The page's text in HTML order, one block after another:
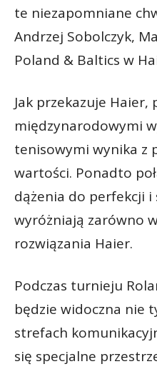
te niezapomniane
Andrzej Sobolczyk,
Poland & Baltics w
Jak przekazuje
międzynarodowymi
tenisowymi wynika z
wartości. Ponadto
dążenia do perfekcji
wyróżniają zarówno
rozwiązania Haier.
Podczas turnieju
będzie widoczna nie
strefach
się specjalne